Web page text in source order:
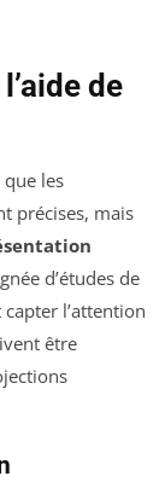
de
que les
précises, mais
d’études de
l’attention
être